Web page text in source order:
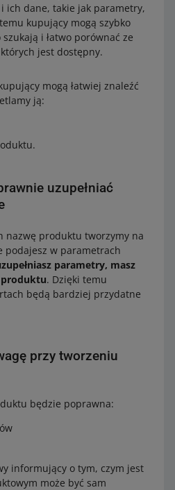
ich dane, takie jak parametry,
kupujący mogą szybko
i łatwo porównać ze
jest dostępny.
mogą łatwiej znaleźć
ją:
uzupełniać
nazwę produktu tworzymy na
podajesz w parametrach
parametry, masz
produktu. Dzięki temu
będą bardziej przydatne
przy tworzeniu
będzie poprawna:
informujący o tym, czym jest
może być sam